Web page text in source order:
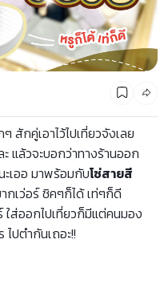
สักคู่เอาไว้ไปเที่ยวจังเลย
แล้วจะบอกว่าทางร้านออก
เออ มาพร้อมกับโซ่สายสี
กเว่อร์ ชิคๆก็ได้ เท่ๆก็ดี
ใส่ออกไปเที่ยวก็มีแต่คนมอง
ไปตำกันเถอะ!!